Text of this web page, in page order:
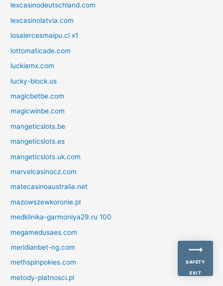
lexcasinodeutschland.com
lexcasinolatvia.com
losalercesmaipu.cl x1
lottomaticade.com
luckiamx.com
lucky-block.us
magicbetbe.com
magicwinbe.com
mangeticslots.be
mangeticslots.es
mangeticslots.uk.com
marvelcasinocz.com
matecasinoaustralia.net
mazowszewkoronie.pl
medklinika-garmoniya29.ru 100
megamedusaes.com
meridianbet-ng.com
methspinpokies.com
metody-platnosci.pl
SAFETY
EXIT